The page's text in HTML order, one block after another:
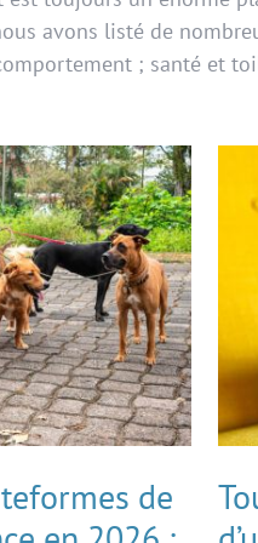
avons listé de
; santé et
de